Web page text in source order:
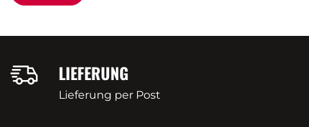
LIEFERUNG
Lieferung per Post